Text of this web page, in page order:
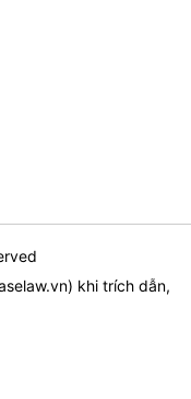
) khi trích dẫn,